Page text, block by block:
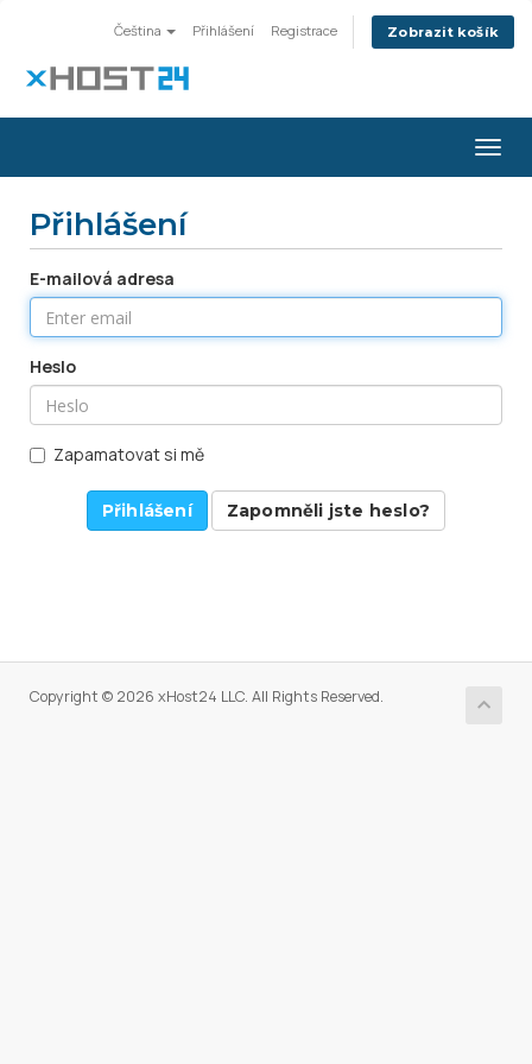
Čeština Přihlášení Registrace Zobrazit košík
Přihlášení
E-mailová adresa
Heslo
Zapamatovat si mě
Zapomněli jste heslo?
Copyright © 2026 xHost24 LLC. All Rights Reserved.